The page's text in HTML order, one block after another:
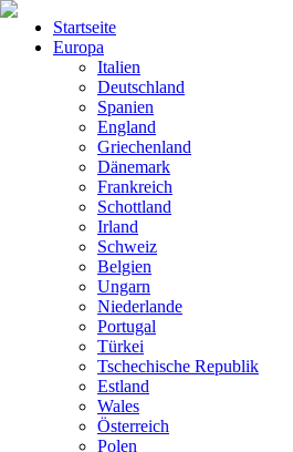
Startseite
Europa
Italien
Deutschland
Spanien
England
Griechenland
Dänemark
Frankreich
Schottland
Irland
Schweiz
Belgien
Ungarn
Niederlande
Portugal
Türkei
Tschechische Republik
Estland
Wales
Österreich
Polen